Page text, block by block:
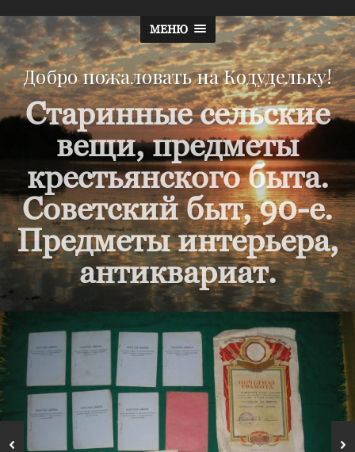
МЕНЮ
Добро пожаловать на Кодудельку!
Старинные сельские
вещи, предметы
крестьянского быта.
Советский быт, 90-е.
Предметы интерьера,
антиквариат.